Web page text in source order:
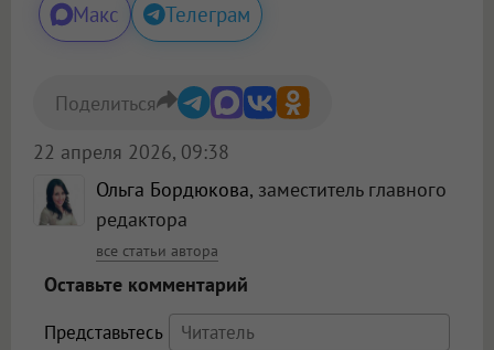
Макс Телеграм
Ольга Бордюкова, заместитель главного
редактора
все статьи автора
22 апреля 2026, 09:38
Поделиться
Оставьте комментарий
Представьтесь